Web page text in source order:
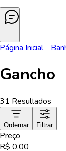
Página Inicial
Gancho
31 Resultados
Ordernar Filtrar
Preço
R$ 0,00